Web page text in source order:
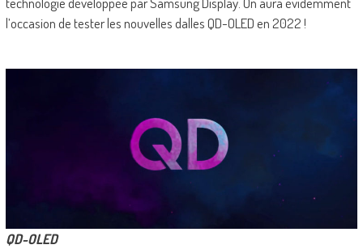
l’occasion de tester les nouvelles dalles QD-OLED en 2022 !
QD-OLED